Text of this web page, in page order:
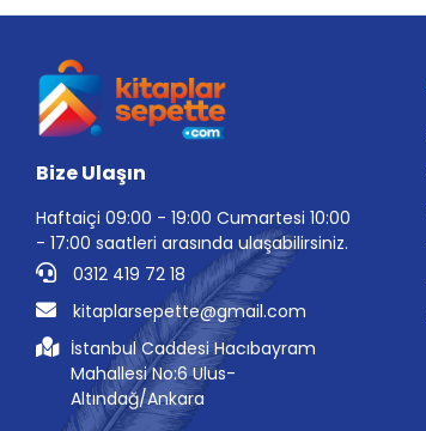
Bize Ulaşın
Haftaiçi 09:00 - 19:00 Cumartesi 10:00
- 17:00 saatleri arasında ulaşabilirsiniz.
0312 419 72 18
kitaplarsepette@gmail.com
İstanbul Caddesi Hacıbayram
Mahallesi No:6 Ulus-
Altındağ/Ankara